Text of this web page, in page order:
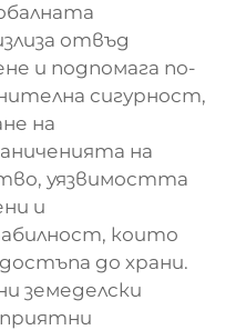
отвъд
и подпомага по-
сигурност,
на
на
уязвимостта
и
които
до храни.
земеделски